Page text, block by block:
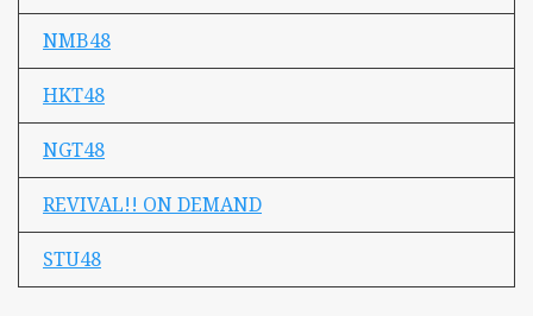
NMB48
HKT48
NGT48
REVIVAL!! ON DEMAND
STU48